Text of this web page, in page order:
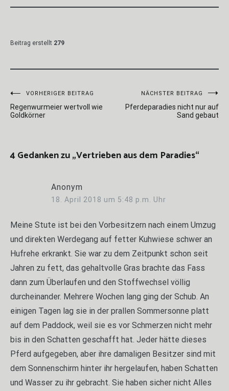
Beitrag erstellt 279
Beitragsnavigation
VORHERIGER BEITRAG
Regenwurmeier wertvoll wie
Goldkörner
NÄCHSTER BEITRAG
Pferdeparadies nicht nur auf
Sand gebaut
4 Gedanken zu „Vertrieben aus dem Paradies“
Anonym
18. April 2018 um 5:48 p.m. Uhr
Meine Stute ist bei den Vorbesitzern nach einem Umzug
und direkten Werdegang auf fetter Kuhwiese schwer an
Hufrehe erkrankt. Sie war zu dem Zeitpunkt schon seit
Jahren zu fett, das gehaltvolle Gras brachte das Fass
dann zum Überlaufen und den Stoffwechsel völlig
durcheinander. Mehrere Wochen lang ging der Schub. An
einigen Tagen lag sie in der prallen Sommersonne platt
auf dem Paddock, weil sie es vor Schmerzen nicht mehr
bis in den Schatten geschafft hat. Jeder hätte dieses
Pferd aufgegeben, aber ihre damaligen Besitzer sind mit
dem Sonnenschirm hinter ihr hergelaufen, haben Schatten
und Wasser zu ihr gebracht. Sie haben sicher nicht Alles